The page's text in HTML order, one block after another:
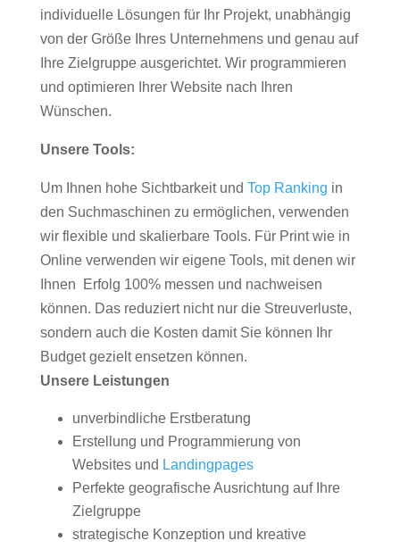
individuelle Lösungen für Ihr Projekt, unabhängig
von der Größe Ihres Unternehmens und genau auf
Ihre Zielgruppe ausgerichtet. Wir programmieren
und optimieren Ihrer Website nach Ihren
Wünschen.
Unsere Tools:
Um Ihnen hohe Sichtbarkeit und Top Ranking in
den Suchmaschinen zu ermöglichen, verwenden
wir flexible und skalierbare Tools. Für Print wie in
Online verwenden wir eigene Tools, mit denen wir
Ihnen Erfolg 100% messen und nachweisen
können. Das reduziert nicht nur die Streuverluste,
sondern auch die Kosten damit Sie können Ihr
Budget gezielt ensetzen können.
Unsere Leistungen
unverbindliche Erstberatung
Erstellung und Programmierung von
Websites und Landingpages
Perfekte geografische Ausrichtung auf Ihre
Zielgruppe
strategische Konzeption und kreative